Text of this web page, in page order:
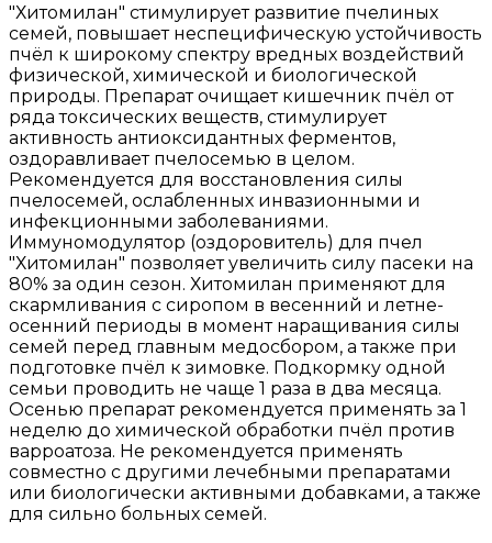
"Хитомилан" стимулирует развитие пчелиных
семей, повышает неспецифическую устойчивость
пчёл к широкому спектру вредных воздействий
физической, химической и биологической
природы. Препарат очищает кишечник пчёл от
ряда токсических веществ, стимулирует
активность антиоксидантных ферментов,
оздоравливает пчелосемью в целом.
Рекомендуется для восстановления силы
пчелосемей, ослабленных инвазионными и
инфекционными заболеваниями.
Иммуномодулятор (оздоровитель) для пчел
"Хитомилан" позволяет увеличить силу пасеки на
80% за один сезон. Хитомилан применяют для
скармливания с сиропом в весенний и летне-
осенний периоды в момент наращивания силы
семей перед главным медосбором, а также при
подготовке пчёл к зимовке. Подкормку одной
семьи проводить не чаще 1 раза в два месяца.
Осенью препарат рекомендуется применять за 1
неделю до химической обработки пчёл против
варроатоза. Не рекомендуется применять
совместно с другими лечебными препаратами
или биологически активными добавками, а также
для сильно больных семей.